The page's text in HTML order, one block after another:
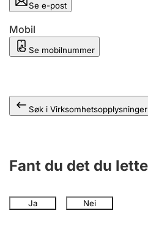
Se e-post
Mobil
Se mobilnummer
Søk i Virksomhetsopplysninger
Fant du det du
Ja Nei